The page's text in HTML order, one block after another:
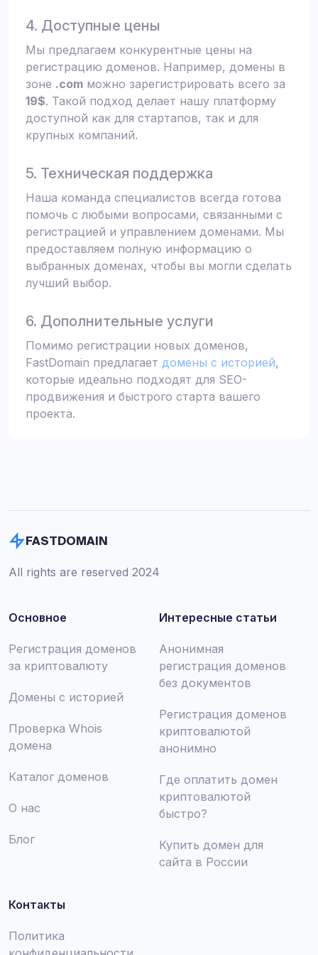
4. Доступные цены
Мы предлагаем конкурентные цены на
регистрацию доменов. Например, домены в
зоне .com можно зарегистрировать всего за
19$. Такой подход делает нашу платформу
доступной как для стартапов, так и для
крупных компаний.
5. Техническая поддержка
Наша команда специалистов всегда готова
помочь с любыми вопросами, связанными с
регистрацией и управлением доменами. Мы
предоставляем полную информацию о
выбранных доменах, чтобы вы могли сделать
лучший выбор.
6. Дополнительные услуги
Помимо регистрации новых доменов,
FastDomain предлагает домены с историей,
которые идеально подходят для SEO-
продвижения и быстрого старта вашего
проекта.
FASTDOMAIN
All rights are reserved 2024
Основное
Регистрация доменов
за криптовалюту
Домены с историей
Проверка Whois
домена
Каталог доменов
О нас
Блог
Интересные статьи
Анонимная
регистрация доменов
без документов
Регистрация доменов
криптовалютой
анонимно
Где оплатить домен
криптовалютой
быстро?
Купить домен для
сайта в России
Контакты
Политика